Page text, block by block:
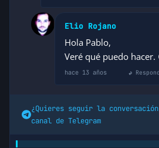
Elio Rojano
Hola Pablo,
Veré qué puedo hacer.
hace 13 años ↩
¿Quieres seguir la
canal de Telegram